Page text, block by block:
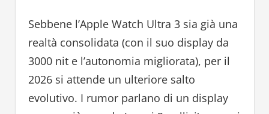
Sebbene l’Apple Watch Ultra 3 sia già una
realtà consolidata (con il suo display da
3000 nit e l’autonomia migliorata), per il
2026 si attende un ulteriore salto
evolutivo. I rumor parlano di un display